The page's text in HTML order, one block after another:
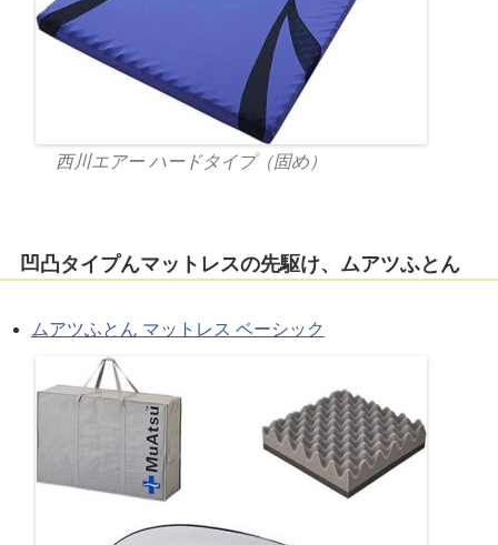
西川エアー ハードタイプ（固め）
凹凸タイプんマットレスの先駆け、ムアツふとん
ムアツふとん マットレス ベーシック